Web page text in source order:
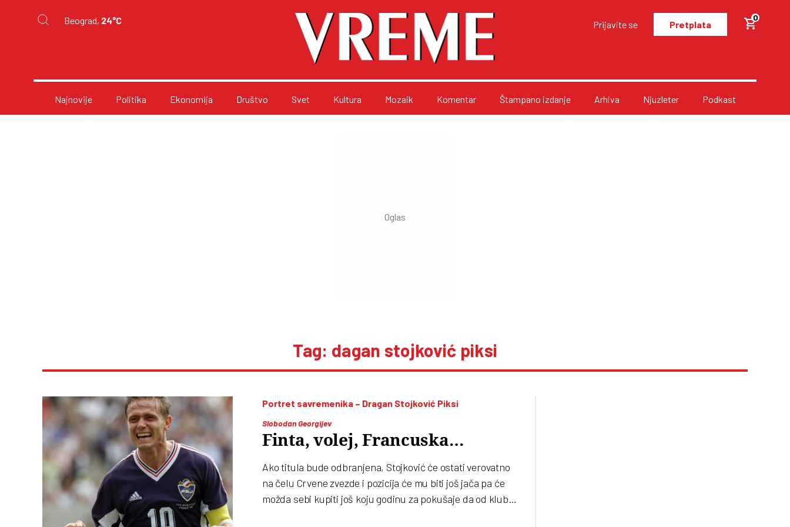
Beograd, 24°C Prijavite se Pretplata
0
Najnovije Politika Ekonomija Društvo Svet Kultura Mozaik Komentar Štampano izdanje Arhiva Njuzleter Podkast
Tag: dagan stojković piksi
Portret savremenika – Dragan Stojković Piksi
Slobodan Georgijev
Finta, volej, Francuska…
Ako titula bude odbranjena, Stojković će ostati verovatno
na čelu Crvene zvezde i pozicija će mu biti još jača pa će
možda sebi kupiti još koju godinu za pokušaje da od kluba